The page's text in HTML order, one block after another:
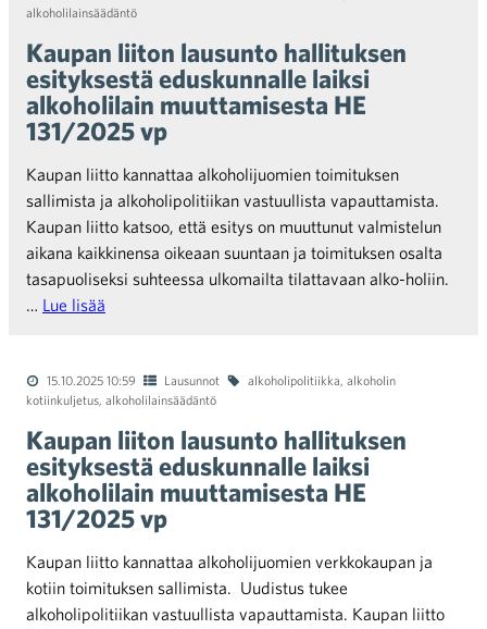
alkoholilainsäädäntö
Kaupan liiton lausunto hallituksen
esityksestä eduskunnalle laiksi
alkoholilain muuttamisesta HE
131/2025 vp
Kaupan liitto kannattaa alkoholijuomien toimituksen
sallimista ja alkoholipolitiikan vastuullista vapauttamista.
Kaupan liitto katsoo, että esitys on muuttunut valmistelun
aikana kaikkinensa oikeaan suuntaan ja toimituksen osalta
tasapuoliseksi suhteessa ulkomailta tilattavaan alko-holiin.
… Lue lisää
15.10.2025 10:59 Lausunnot alkoholipolitiikka, alkoholin
kotiinkuljetus, alkoholilainsäädäntö
Kaupan liiton lausunto hallituksen
esityksestä eduskunnalle laiksi
alkoholilain muuttamisesta HE
131/2025 vp
Kaupan liitto kannattaa alkoholijuomien verkkokaupan ja
kotiin toimituksen sallimista. Uudistus tukee
alkoholipolitiikan vastuullista vapauttamista. Kaupan liitto